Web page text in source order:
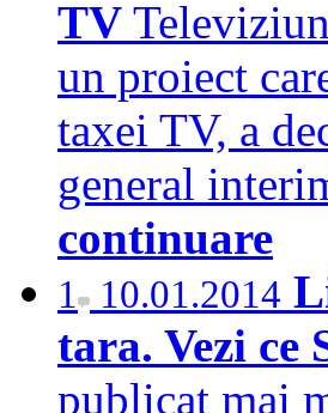
TV
un proiect
taxei TV, a
general
continuare
1 10.01.2014
tara. Vezi
publicat mai